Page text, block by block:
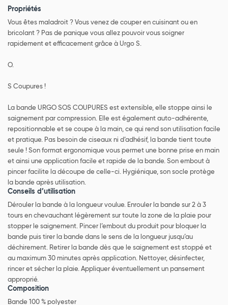
Propriétés
Vous êtes maladroit ? Vous venez de couper en cuisinant ou en
bricolant ? Pas de panique vous allez pouvoir vous soigner
rapidement et efficacement grâce à Urgo S.
O.
S Coupures !
La bande URGO SOS COUPURES est extensible, elle stoppe ainsi le
saignement par compression. Elle est également auto-adhérente,
repositionnable et se coupe à la main, ce qui rend son utilisation facile
et pratique. Pas besoin de ciseaux ni d’adhésif, la bande tient toute
seule ! Son format ergonomique vous permet une bonne prise en main
et ainsi une application facile et rapide de la bande. Son embout à
pincer facilite la découpe de celle-ci. Hygiénique, son socle protège
la bande après utilisation.
Conseils d’utilisation
Dérouler la bande à la longueur voulue. Enrouler la bande sur 2 à 3
tours en chevauchant légèrement sur toute la zone de la plaie pour
stopper le saignement. Pincer l’embout du produit pour bloquer la
bande puis tirer la bande dans le sens de la longueur jusqu’au
déchirement. Retirer la bande dès que le saignement est stoppé et
au maximum 30 minutes après application. Nettoyer, désinfecter,
rincer et sécher la plaie. Appliquer éventuellement un pansement
approprié.
Composition
Bande 100 % polyester